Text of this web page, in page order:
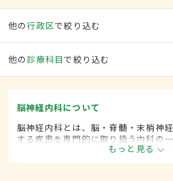
他の行政区で絞り込む
他の 診療科目で絞り込む
脳神経内科について
脳神経内科とは、脳・脊髄・末梢神
する疾患を専門的に取り扱う内科の
患として、脳卒中や各種神経変性疾
筋萎縮性側索硬化など)、脊髄と末梢
もっと見る